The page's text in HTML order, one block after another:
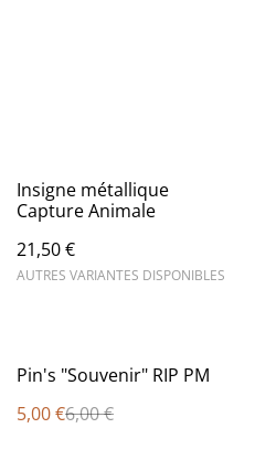
Insigne métallique
Capture Animale
21,50 €
AUTRES VARIANTES DISPONIBLES
%
Pin's "Souvenir" RIP PM
5,00 €6,00 €